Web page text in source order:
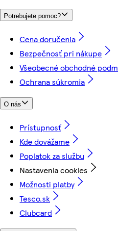
Potrebujete pomoc?
Cena doručenia
Bezpečnosť pri nákupe
Všeobecné obchodné
Ochrana súkromia
O nás
Prístupnosť
Kde dovážame
Poplatok za službu
Nastavenia cookies
Možnosti platby
Tesco.sk
Clubcard